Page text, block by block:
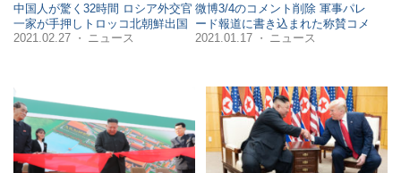
中国人が驚く32時間 ロシア外交官
一家が手押しトロッコ北朝鮮出国
2021.02.27
・ ニュース
微博3/4のコメント削除 軍事パレ
ード報道に書き込まれた称賛コメ
2021.01.17
・ ニュース